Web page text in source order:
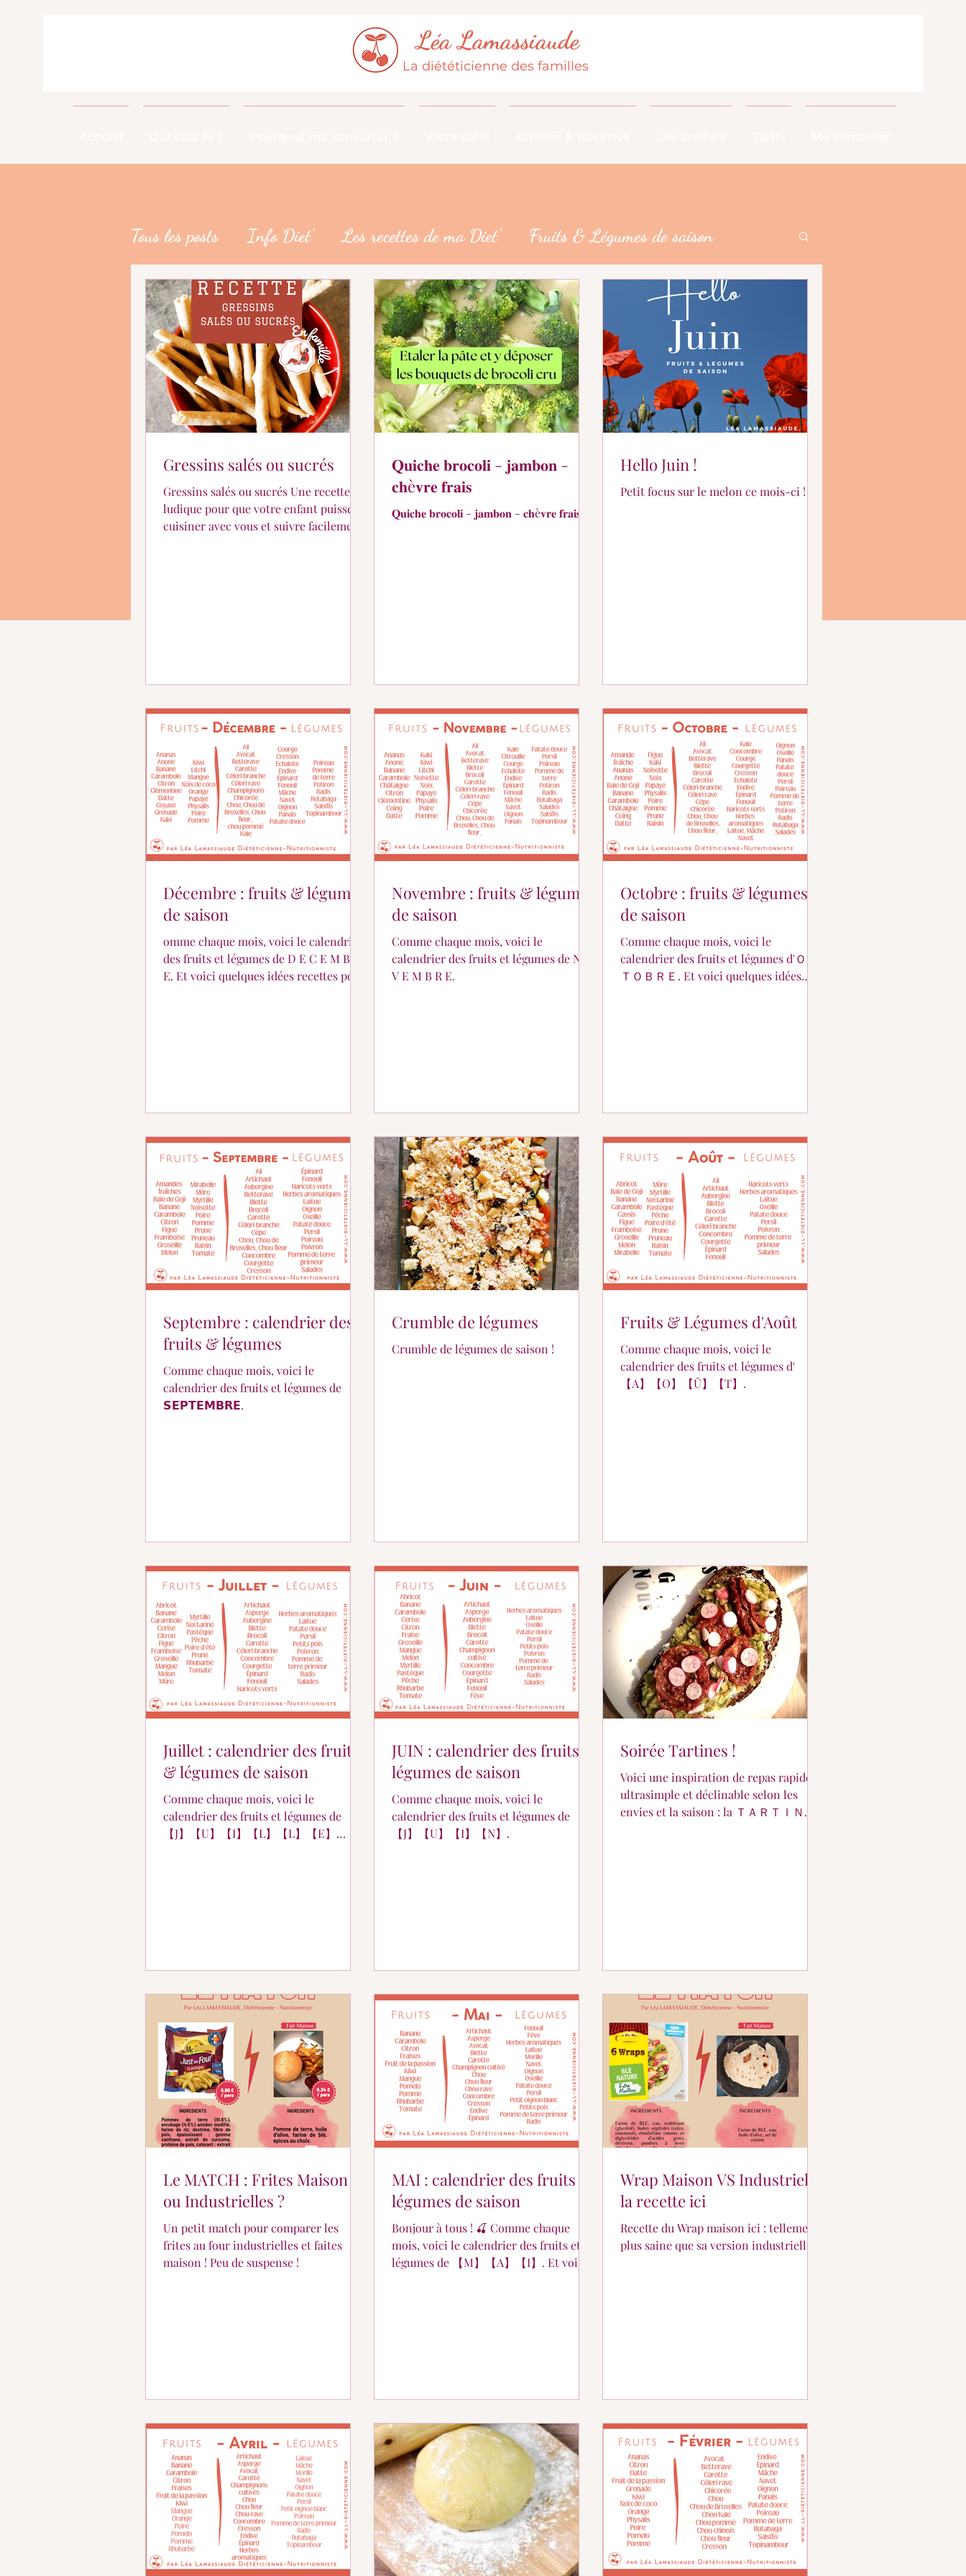
Léa Lamassiaude
La diététicienne des familles
Tous les posts Info Diet' Les recettes de ma Diet' Fruits & Légumes de saison
Info Métier DME De la fourche à la fourchette Les croyances alimentaires
En quoi puis-je vous aider ? Partage de suivi... Pour les petits...
Gressins salés ou sucrés
Gressins salés ou sucrés Une recette
ludique pour que votre enfant puisse
cuisiner avec vous et suivre facilement
𝐐𝐮𝐢𝐜𝐡𝐞 𝐛𝐫𝐨𝐜𝐨𝐥𝐢 - 𝐣𝐚𝐦𝐛𝐨𝐧 -
𝐜𝐡è𝐯𝐫𝐞 𝐟𝐫𝐚𝐢𝐬
𝐐𝐮𝐢𝐜𝐡𝐞 𝐛𝐫𝐨𝐜𝐨𝐥𝐢 - 𝐣𝐚𝐦𝐛𝐨𝐧 - 𝐜𝐡è𝐯𝐫𝐞 𝐟𝐫𝐚𝐢𝐬
Hello Juin !
Petit focus sur le melon ce mois-ci !
Décembre : fruits & légumes
de saison
omme chaque mois, voici le calendrier
des fruits et légumes de D E C E M B R
E. Et voici quelques idées recettes pour
Novembre : fruits & légumes
de saison
Comme chaque mois, voici le
calendrier des fruits et légumes de N O
V E M B R E.
Octobre : fruits & légumes
de saison
Comme chaque mois, voici le
calendrier des fruits et légumes d'ＯＣ
ＴＯＢＲＥ. Et voici quelques idées
Septembre : calendrier des
fruits & légumes
Comme chaque mois, voici le
calendrier des fruits et légumes de
𝗦𝗘𝗣𝗧𝗘𝗠𝗕𝗥𝗘.
Crumble de légumes
Crumble de légumes de saison !
Fruits & Légumes d'Août
Comme chaque mois, voici le
calendrier des fruits et légumes d'
【A】【O】【Û】【T】.
Juillet : calendrier des fruits
& légumes de saison
Comme chaque mois, voici le
calendrier des fruits et légumes de
【J】【U】【I】【L】【L】【E】
JUIN : calendrier des fruits &
légumes de saison
Comme chaque mois, voici le
calendrier des fruits et légumes de
【J】【U】【I】【N】.
Soirée Tartines !
Voici une inspiration de repas rapide,
ultrasimple et déclinable selon les
envies et la saison : la ＴＡＲＴＩＮＥ
Le MATCH : Frites Maison
ou Industrielles ?
Un petit match pour comparer les
frites au four industrielles et faites
maison ! Peu de suspense !
MAI : calendrier des fruits &
légumes de saison
Bonjour à tous ! 🍒 Comme chaque
mois, voici le calendrier des fruits et
légumes de 【M】【A】【I】. Et voici
Wrap Maison VS Industriel :
la recette ici
Recette du Wrap maison ici : tellement
plus saine que sa version industrielle.